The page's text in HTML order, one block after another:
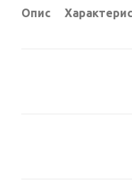
Опис